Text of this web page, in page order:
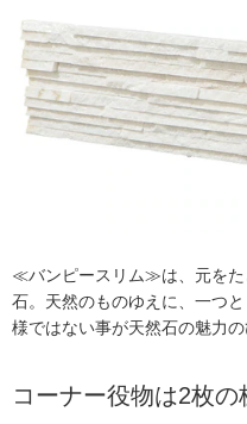
≪バンピースリム≫は、元をた
石。天然のものゆえに、一つ
様ではない事が天然石の魅力の
コーナー役物は2枚の